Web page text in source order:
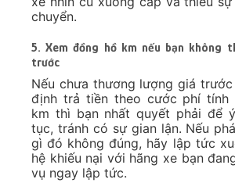
Cước phí có thay đổi tùy từng vị
cước phí
Bản đồ chỉ dẫn